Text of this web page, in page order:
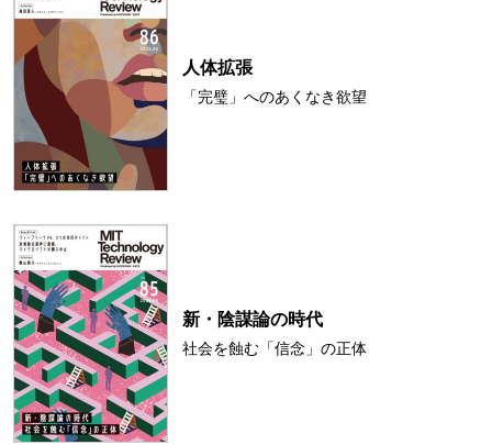
人体拡張
「完璧」へのあくなき欲望
新・陰謀論の時代
社会を蝕む「信念」の正体